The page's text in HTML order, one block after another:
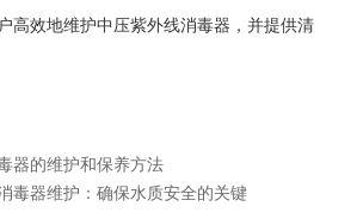
高效地维护中压紫外线消毒器，并提供清
器的维护和保养方法
毒器维护：确保水质安全的关键